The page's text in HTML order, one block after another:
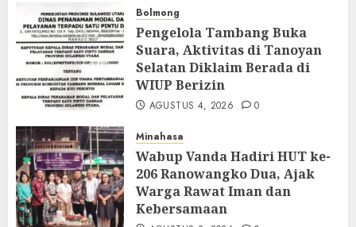
Bolmong
Pengelola Tambang Buka
Suara, Aktivitas di Tanoyan
Selatan Diklaim Berada di
WIUP Berizin
AGUSTUS 4, 2026 0
Minahasa
Wabup Vanda Hadiri HUT ke-
206 Ranowangko Dua, Ajak
Warga Rawat Iman dan
Kebersamaan